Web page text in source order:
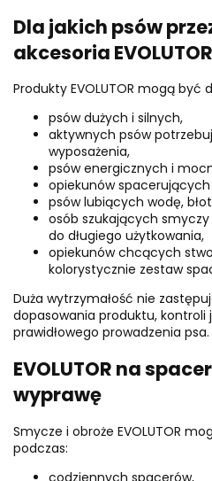
Dla jakich psów
akcesoria
Produkty EVOLUTOR mogą
psów dużych i silnych,
aktywnych psów
wyposażenia,
psów energicznych i
opiekunów
psów lubiących wodę,
osób szukających
do długiego użytkowania,
opiekunów chcących
kolorystycznie zestaw
Duża wytrzymałość nie
dopasowania produktu, kontroli
prawidłowego prowadzenia psa.
EVOLUTOR na
wyprawę
Smycze i obroże EVOLUTOR
podczas:
codziennych spacerów,